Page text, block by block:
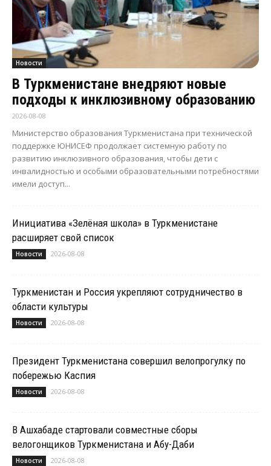
Новости
В Туркменистане внедряют новые
подходы к инклюзивному образованию
2026-08-08
Министерство образования Туркменистана при технической
поддержке ЮНИСЕФ продолжает системную работу по
развитию инклюзивного образования, чтобы дети с
инвалидностью и особыми образовательными потребностями
имели доступ...
Инициатива «Зелёная школа» в Туркменистане
расширяет свой список
Новости 2026-08-08
Туркменистан и Россия укрепляют сотрудничество в
области культуры
Новости 2026-08-08
Президент Туркменистана совершил велопрогулку по
побережью Каспия
Новости 2026-08-08
В Ашхабаде стартовали совместные сборы
велогонщиков Туркменистана и Абу-Даби
Новости 2026-08-08